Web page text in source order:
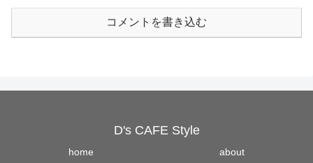
コメントを書き込む
D's CAFE Style
home
about